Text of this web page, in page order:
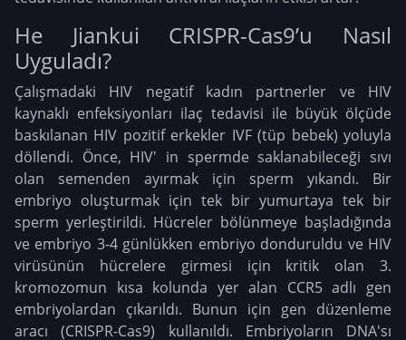
He Jiankui CRISPR-Cas9’u Nasıl
Uyguladı?
Çalışmadaki HIV negatif kadın partnerler ve HIV
kaynaklı enfeksiyonları ilaç tedavisi ile büyük ölçüde
baskılanan HIV pozitif erkekler IVF (tüp bebek) yoluyla
döllendi. Önce, HIV' in spermde saklanabileceği sıvı
olan semenden ayırmak için sperm yıkandı. Bir
embriyo oluşturmak için tek bir yumurtaya tek bir
sperm yerleştirildi. Hücreler bölünmeye başladığında
ve embriyo 3-4 günlükken embriyo donduruldu ve HIV
virüsünün hücrelere girmesi için kritik olan 3.
kromozomun kısa kolunda yer alan CCR5 adlı gen
embriyolardan çıkarıldı. Bunun için gen düzenleme
aracı (CRISPR-Cas9) kullanıldı. Embriyoların DNA'sı